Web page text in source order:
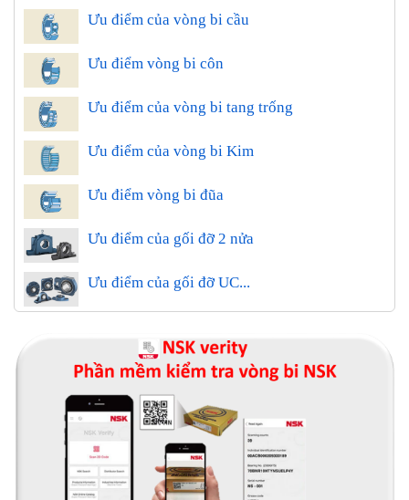
Ưu điểm của vòng bi cầu
Ưu điểm vòng bi côn
Ưu điểm của vòng bi tang trống
Ưu điểm của vòng bi Kim
Ưu điểm vòng bi đũa
Ưu điểm của gối đỡ 2 nửa
Ưu điểm của gối đỡ UC...